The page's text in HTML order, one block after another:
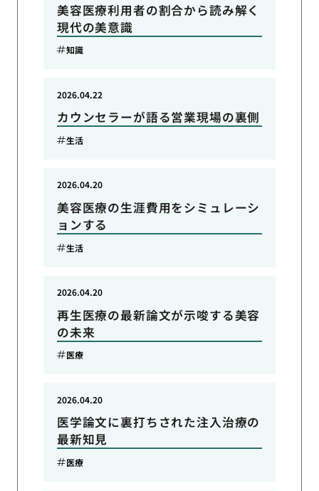
美容医療利用者の割合から読み解く
現代の美意識
知識
カウンセラーが語る営業現場の裏側
2026.04.22
生活
美容医療の生涯費用をシミュレーシ
ョンする
2026.04.20
生活
再生医療の最新論文が示唆する美容
の未来
2026.04.20
医療
医学論文に裏打ちされた注入治療の
最新知見
2026.04.20
医療